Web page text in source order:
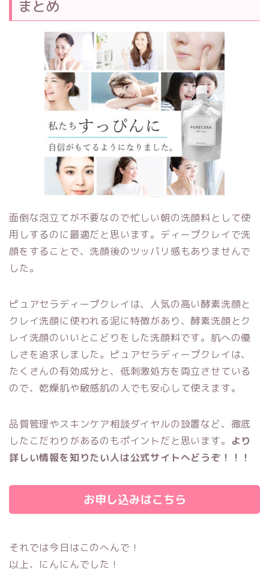
まとめ
面倒な泡立てが不要なので忙しい朝の洗顔料として使
用しするのに最適だと思います。ディープクレイで洗
顔をすることで、洗顔後のツッパリ感もありませんで
した。
ピュアセラディープクレイは、人気の高い酵素洗顔と
クレイ洗顔に使われる泥に特徴があり、酵素洗顔とク
レイ洗顔のいいとこどりをした洗顔料です。肌への優
しさを追求しました。 ピュアセラディープクレイは、
たくさんの有効成分と、低刺激処方を両立させている
ので、乾燥肌や敏感肌の人でも安心して使えます。
品質管理やスキンケア相談ダイヤルの設置など、徹底
したこだわりがあるのもポイントだと思います。 より
詳しい情報を知りたい人は公式サイトへどうぞ！！！
お申し込みはこちら
それでは今日はこのへんで！
以上、にんにんでした！